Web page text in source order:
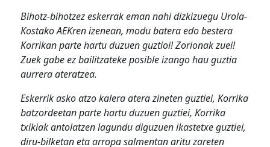
Bihotz-bihotzez eskerrak eman nahi dizkizuegu Urola-
Kostako AEKren izenean, modu batera edo bestera
Korrikan parte hartu duzuen guztioi! Zorionak zuei!
Zuek gabe ez bailitzateke posible izango hau guztia
aurrera ateratzea.
Eskerrik asko atzo kalera atera zineten guztiei, Korrika
batzordeetan parte hartu duzuen guztiei, Korrika
txikiak antolatzen lagundu diguzuen ikastetxe guztiei,
diru-bilketan eta arropa salmentan aritu zareten